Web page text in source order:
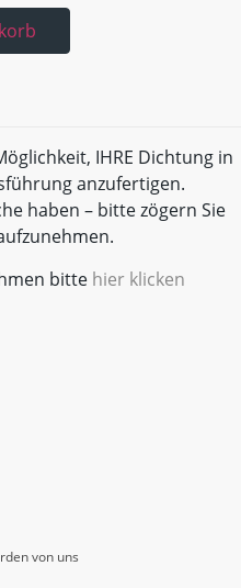
IHRE Dichtung in
anzufertigen.
haben – bitte zögern Sie
bitte hier klicken
von uns